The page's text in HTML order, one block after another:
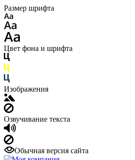
Размер шрифта
Цвет фона и шрифта
Изображения
Озвучивание текста
Обычная версия сайта